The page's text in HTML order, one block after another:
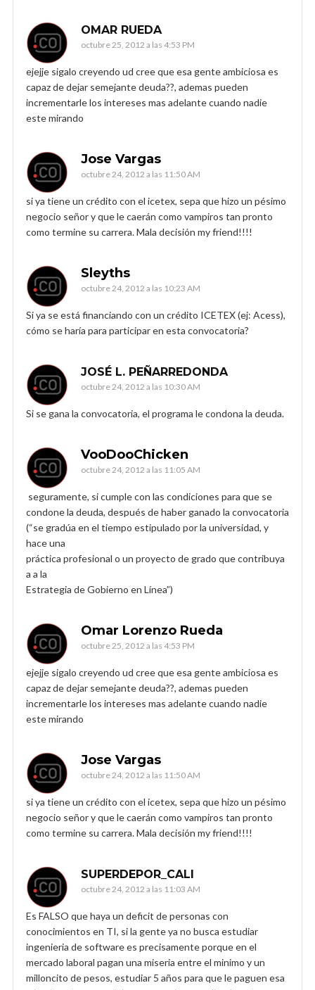
OMAR RUEDA
octubre 25, 2012 a las 4:53 PM
ejejje sigalo creyendo ud cree que esa gente ambiciosa es
capaz de dejar semejante deuda??, ademas pueden
incrementarle los intereses mas adelante cuando nadie
este mirando
Jose Vargas
octubre 24, 2012 a las 11:50 AM
si ya tiene un crédito con el icetex, sepa que hizo un pésimo
negocio señor y que le caerán como vampiros tan pronto
como termine su carrera. Mala decisión my friend!!!!
Sleyths
octubre 24, 2012 a las 10:23 AM
Si ya se está financiando con un crédito ICETEX (ej: Acess),
cómo se haría para participar en esta convocatoria?
JOSÉ L. PEÑARREDONDA
octubre 24, 2012 a las 10:30 AM
Si se gana la convocatoria, el programa le condona la deuda.
VooDooChicken
octubre 24, 2012 a las 11:05 AM
seguramente, si cumple con las condiciones para que se
condone la deuda, después de haber ganado la convocatoria
(“se gradúa en el tiempo estipulado por la universidad, y
hace una
práctica profesional o un proyecto de grado que contribuya
a a la
Estrategia de Gobierno en Línea”)
Omar Lorenzo Rueda
octubre 25, 2012 a las 4:53 PM
ejejje sigalo creyendo ud cree que esa gente ambiciosa es
capaz de dejar semejante deuda??, ademas pueden
incrementarle los intereses mas adelante cuando nadie
este mirando
Jose Vargas
octubre 24, 2012 a las 11:50 AM
si ya tiene un crédito con el icetex, sepa que hizo un pésimo
negocio señor y que le caerán como vampiros tan pronto
como termine su carrera. Mala decisión my friend!!!!
SUPERDEPOR_CALI
octubre 24, 2012 a las 11:03 AM
Es FALSO que haya un deficit de personas con
conocimientos en TI, si la gente ya no busca estudiar
ingenieria de software es precisamente porque en el
mercado laboral pagan una miseria entre el minimo y un
milloncito de pesos, estudiar 5 años para que le paguen esa